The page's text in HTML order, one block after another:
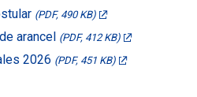
(PDF, 490 KB)
arancel (PDF, 412 KB)
2026 (PDF, 451 KB)